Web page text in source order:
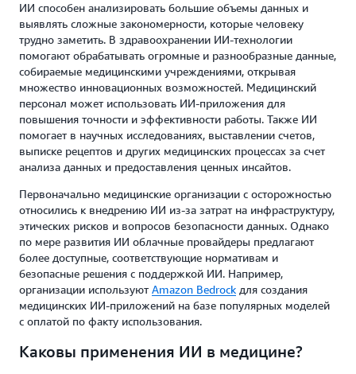
ИИ способен анализировать большие объемы данных и
выявлять сложные закономерности, которые человеку
трудно заметить. В здравоохранении ИИ-технологии
помогают обрабатывать огромные и разнообразные данные,
собираемые медицинскими учреждениями, открывая
множество инновационных возможностей. Медицинский
персонал может использовать ИИ-приложения для
повышения точности и эффективности работы. Также ИИ
помогает в научных исследованиях, выставлении счетов,
выписке рецептов и других медицинских процессах за счет
анализа данных и предоставления ценных инсайтов.
Первоначально медицинские организации с осторожностью
относились к внедрению ИИ из-за затрат на инфраструктуру,
этических рисков и вопросов безопасности данных. Однако
по мере развития ИИ облачные провайдеры предлагают
более доступные, соответствующие нормативам и
безопасные решения с поддержкой ИИ. Например,
организации используют Amazon Bedrock для создания
медицинских ИИ-приложений на базе популярных моделей
с оплатой по факту использования.
Каковы применения ИИ в медицине?